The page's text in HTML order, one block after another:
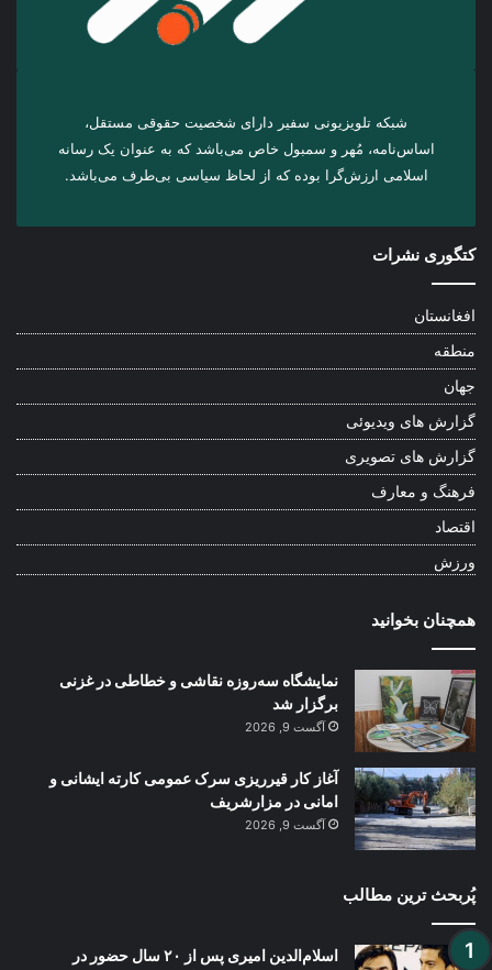
شبکه تلویزیونی سفیر دارای شخصیت حقوقی مستقل،
اساس‌نامه، مُهر و سمبول خاص می‌باشد که به عنوان یک رسانه
اسلامی ارزش‌گرا بوده که از لحاظ سیاسی بی‌طرف می‌باشد.
کتگوری نشرات
افغانستان
منطقه
جهان
گزارش های ویدیوئی
گزارش های تصویری
فرهنگ و معارف
اقتصاد
ورزش
همچنان بخوانید
نمایشگاه سه‌روزه نقاشی و خطاطی در غزنی
برگزار شد
آگست 9, 2026
آغاز کار قیرریزی سرک عمومی کارته ایشانی و
امانی در مزارشریف
آگست 9, 2026
پُربحث ترین مطالب
اسلام‌الدین امیری پس از ۲۰ سال حضور در